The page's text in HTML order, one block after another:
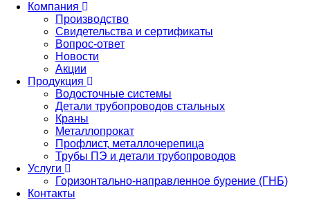
Компания
Производство
Свидетельства и сертификаты
Вопрос-ответ
Новости
Акции
Продукция
Водосточные системы
Детали трубопроводов стальных
Краны
Металлопрокат
Профлист, металлочерепица
Трубы ПЭ и детали трубопроводов
Услуги
Горизонтально-направленное бурение (ГНБ)
Контакты